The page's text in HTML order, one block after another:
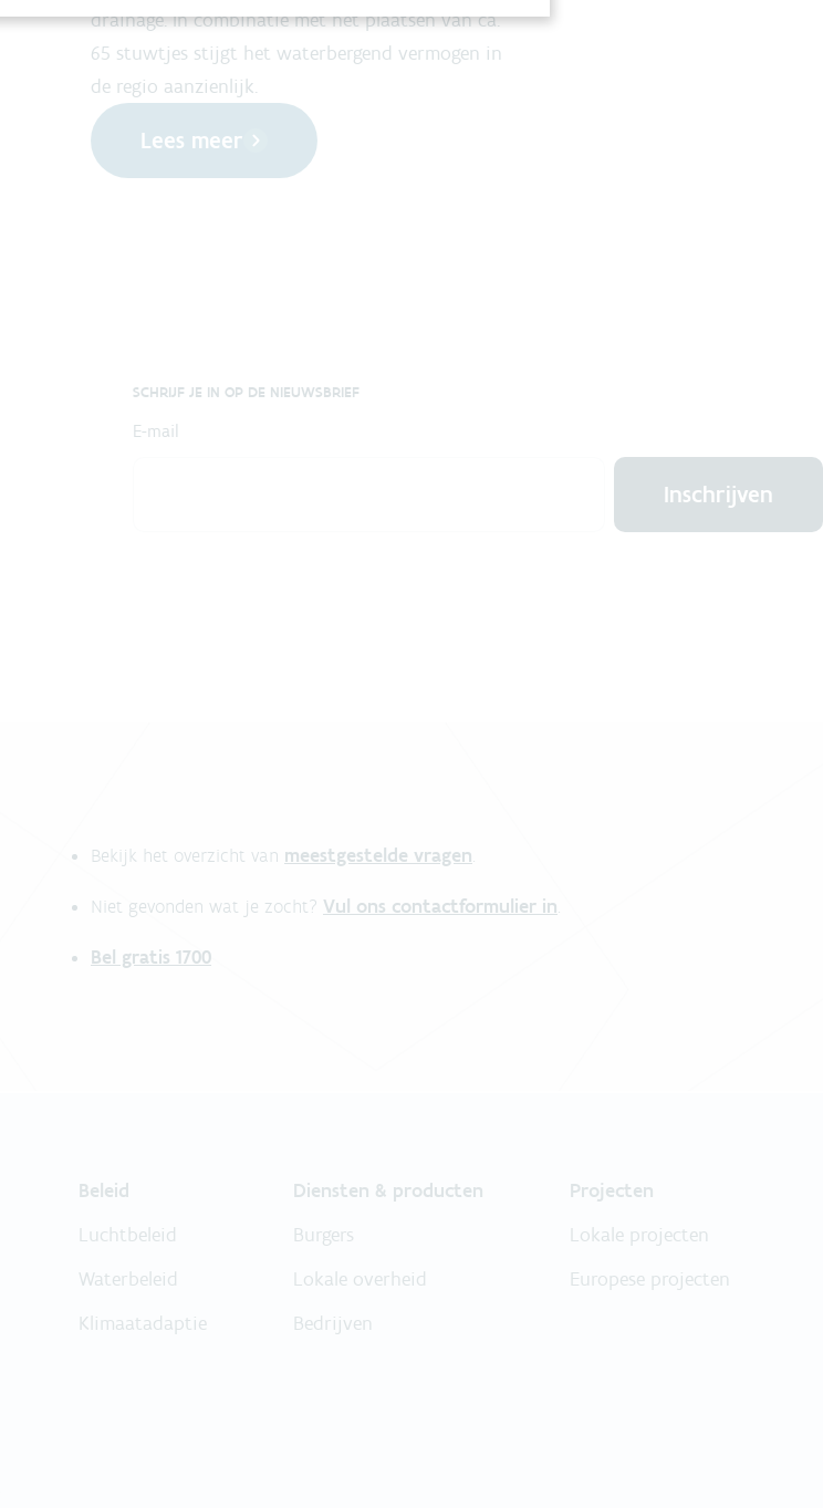
drainage. In combinatie met het plaatsen van ca.
65 stuwtjes stijgt het waterbergend vermogen in
de regio aanzienlijk.
Lees meer
SCHRIJF JE IN OP DE NIEUWSBRIEF
E-mail
Inschrijven
Bekijk het overzicht van meestgestelde vragen.
Niet gevonden wat je zocht? Vul ons contactformulier in.
Bel gratis 1700
Beleid
Luchtbeleid
Waterbeleid
Klimaatadaptie
Diensten & producten
Burgers
Lokale overheid
Bedrijven
Projecten
Lokale projecten
Europese projecten